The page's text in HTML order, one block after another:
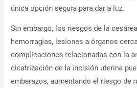
única opción segura para dar a luz.
Sin embargo, los riesgos de la
hemorragias, lesiones a órganos
complicaciones relacionadas con la
cicatrización de la incisión uterina
embarazos, aumentando el riesgo de